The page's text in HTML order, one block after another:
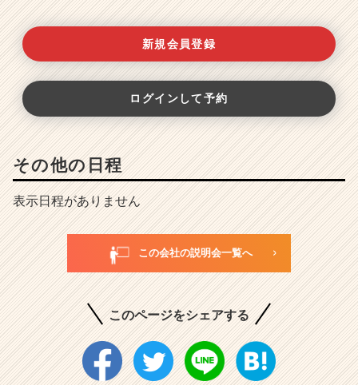
新規会員登録
ログインして予約
その他の日程
表示日程がありません
この会社の説明会一覧へ
このページをシェアする